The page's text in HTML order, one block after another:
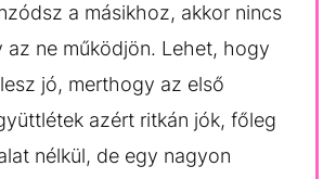
a másikhoz, akkor nincs
az ne működjön. Lehet, hogy
jó, merthogy az első
azért ritkán jók, főleg
nélkül, de egy nagyon